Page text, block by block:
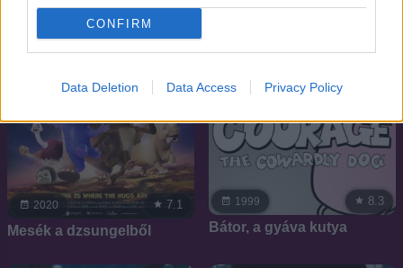
CONFIRM
Data Deletion Data Access Privacy Policy
2020 7.1
Mesék a dzsungelből
1999 8.3
Bátor, a gyáva kutya